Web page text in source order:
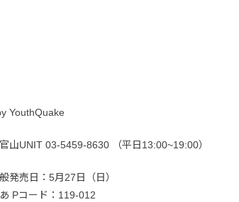
YouthQuake
山UNIT 03-5459-8630 （平日13:00~19:00）
発売日：5月27日（日）
Pコード：119-012